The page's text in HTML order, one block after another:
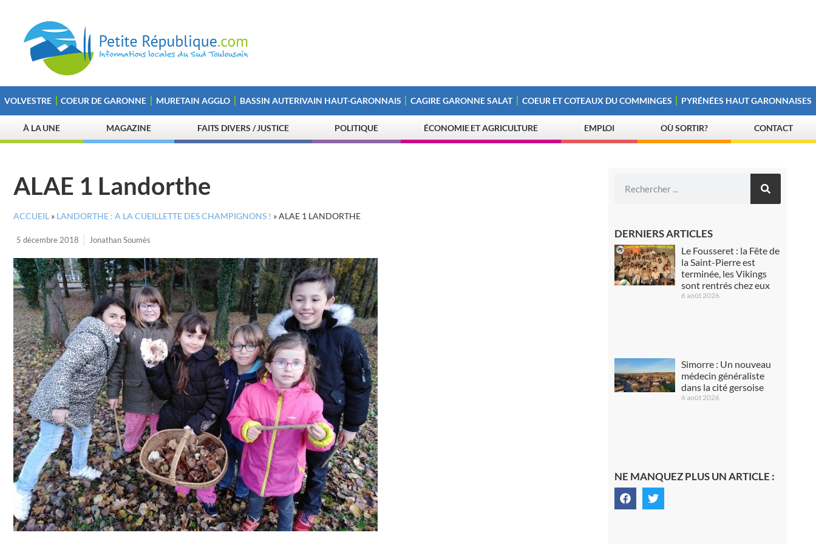
VOLVESTRE COEUR DE GARONNE MURETAIN AGGLO BASSIN AUTERIVAIN HAUT-GARONNAIS CAGIRE GARONNE SALAT COEUR ET COTEAUX DU COMMINGES PYRÉNÉES HAUT GARONNAISES
À LA UNE MAGAZINE FAITS DIVERS / JUSTICE POLITIQUE ÉCONOMIE ET AGRICULTURE EMPLOI OÙ SORTIR? CONTACT
ALAE 1 Landorthe
ACCUEIL » LANDORTHE : A LA CUEILLETTE DES CHAMPIGNONS ! »ALAE 1 LANDORTHE
5 décembre 2018 Jonathan Soumès DERNIERS ARTICLES
Le Fousseret : la Fête de
la Saint-Pierre est
terminée, les Vikings
sont rentrés chez eux
6 août 2026
Simorre : Un nouveau
médecin généraliste
dans la cité gersoise
6 août 2026
NE MANQUEZ PLUS UN ARTICLE :